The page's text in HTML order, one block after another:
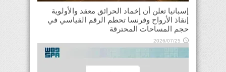
إسبانيا تعلن أن إخماد الحرائق معقد والأولوية
إنقاذ الأرواح وفرنسا تحطم الرقم القياسي في
حجم المساحات المحترقة
2026/07/25